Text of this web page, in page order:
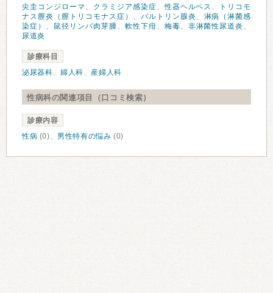
尖圭コンジローマ 、 クラミジア感染症、性器ヘルペス 、
トリコモ
ナス膣炎（膣トリコモナス症） 、 バルトリン腺炎 、 淋病（淋菌感
染症） 、 鼠径リンパ肉芽腫、 軟性下疳、 梅毒、 非淋菌性尿道炎 、
尿道炎
診療科目
泌尿器科、婦人科、 産婦人科
性病科の関連項目（口コミ検索）
診療内容
性病 (0)、 男性特有の悩み (0)